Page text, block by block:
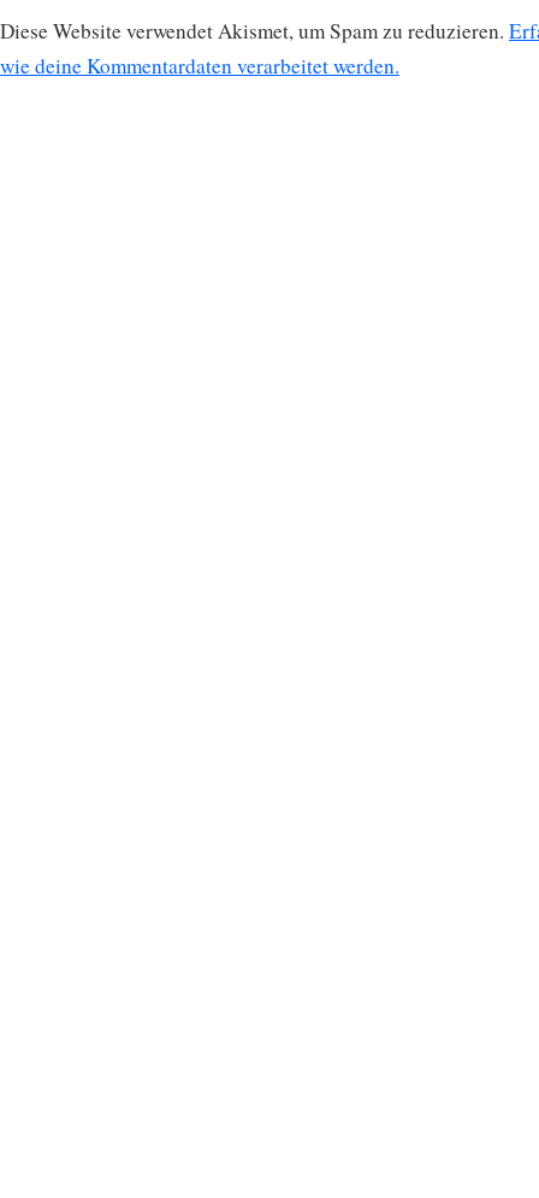
Diese Website verwendet Akismet, um Spam zu reduzieren.
wie deine Kommentardaten verarbeitet werden.